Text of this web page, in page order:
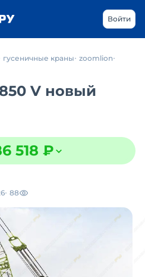
Войти
гусеничные краны zoomlion
V новый
518 ₽
88